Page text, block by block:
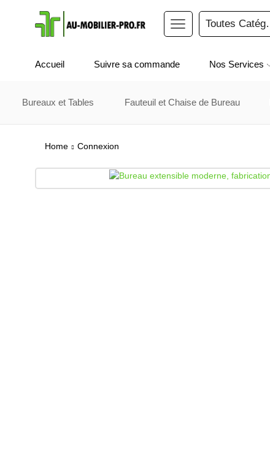
Accueil Suivre sa commande Nos Services
Bureaux et Tables Fauteuil et Chaise de Bureau
Home Connexion